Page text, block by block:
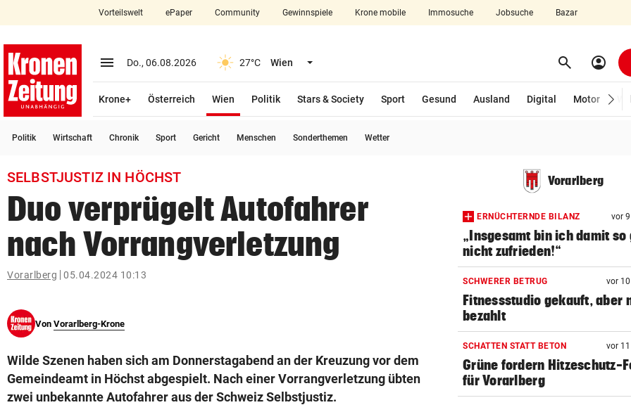
closeSchließen
account_circle Anmelden
arrow_right
bookmark
search
Suchbegriff
eingeben
© Krone Multimedia GmbH & Co KG 2026
Vorteilswelt ePaper Community Gewinnspiele Krone mobile Immosuche Jobsuche Bazar
menu Menü aufklappen
Do., 06.08.2026 27°C Wien Menü aufklappen search Suchen
account_circle
Krone+ Österreich Wien
Politik
Stars & Society Sport Gesund Ausland Digital Motor
Politik Wirtschaft Chronik Sport Gericht Menschen Sonderthemen Wetter
SELBSTJUSTIZ IN HÖCHST
Duo verprügelt Autofahrer
nach Vorrangverletzung
Vorarlberg 05.04.2024 10:13
Von Vorarlberg-Krone
Wilde Szenen haben sich am Donnerstagabend an der Kreuzung vor dem
Gemeindeamt in Höchst abgespielt. Nach einer Vorrangverletzung übten
zwei unbekannte Autofahrer aus der Schweiz Selbstjustiz.
Vorarlberg
ERNÜCHTERNDE BILANZ vor
„Insgesamt bin ich damit so
nicht zufrieden!“
SCHWERER BETRUG vor
Fitnessstudio gekauft, aber
bezahlt
SCHATTEN STATT BETON vor
Grüne fordern Hitzeschutz-
für Vorarlberg